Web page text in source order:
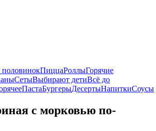
половинокПиццаРоллыГорячие
СетыВыбирают детиВсё до
ПастаБургерыДесертыНапиткиСоусы
с морковью по-